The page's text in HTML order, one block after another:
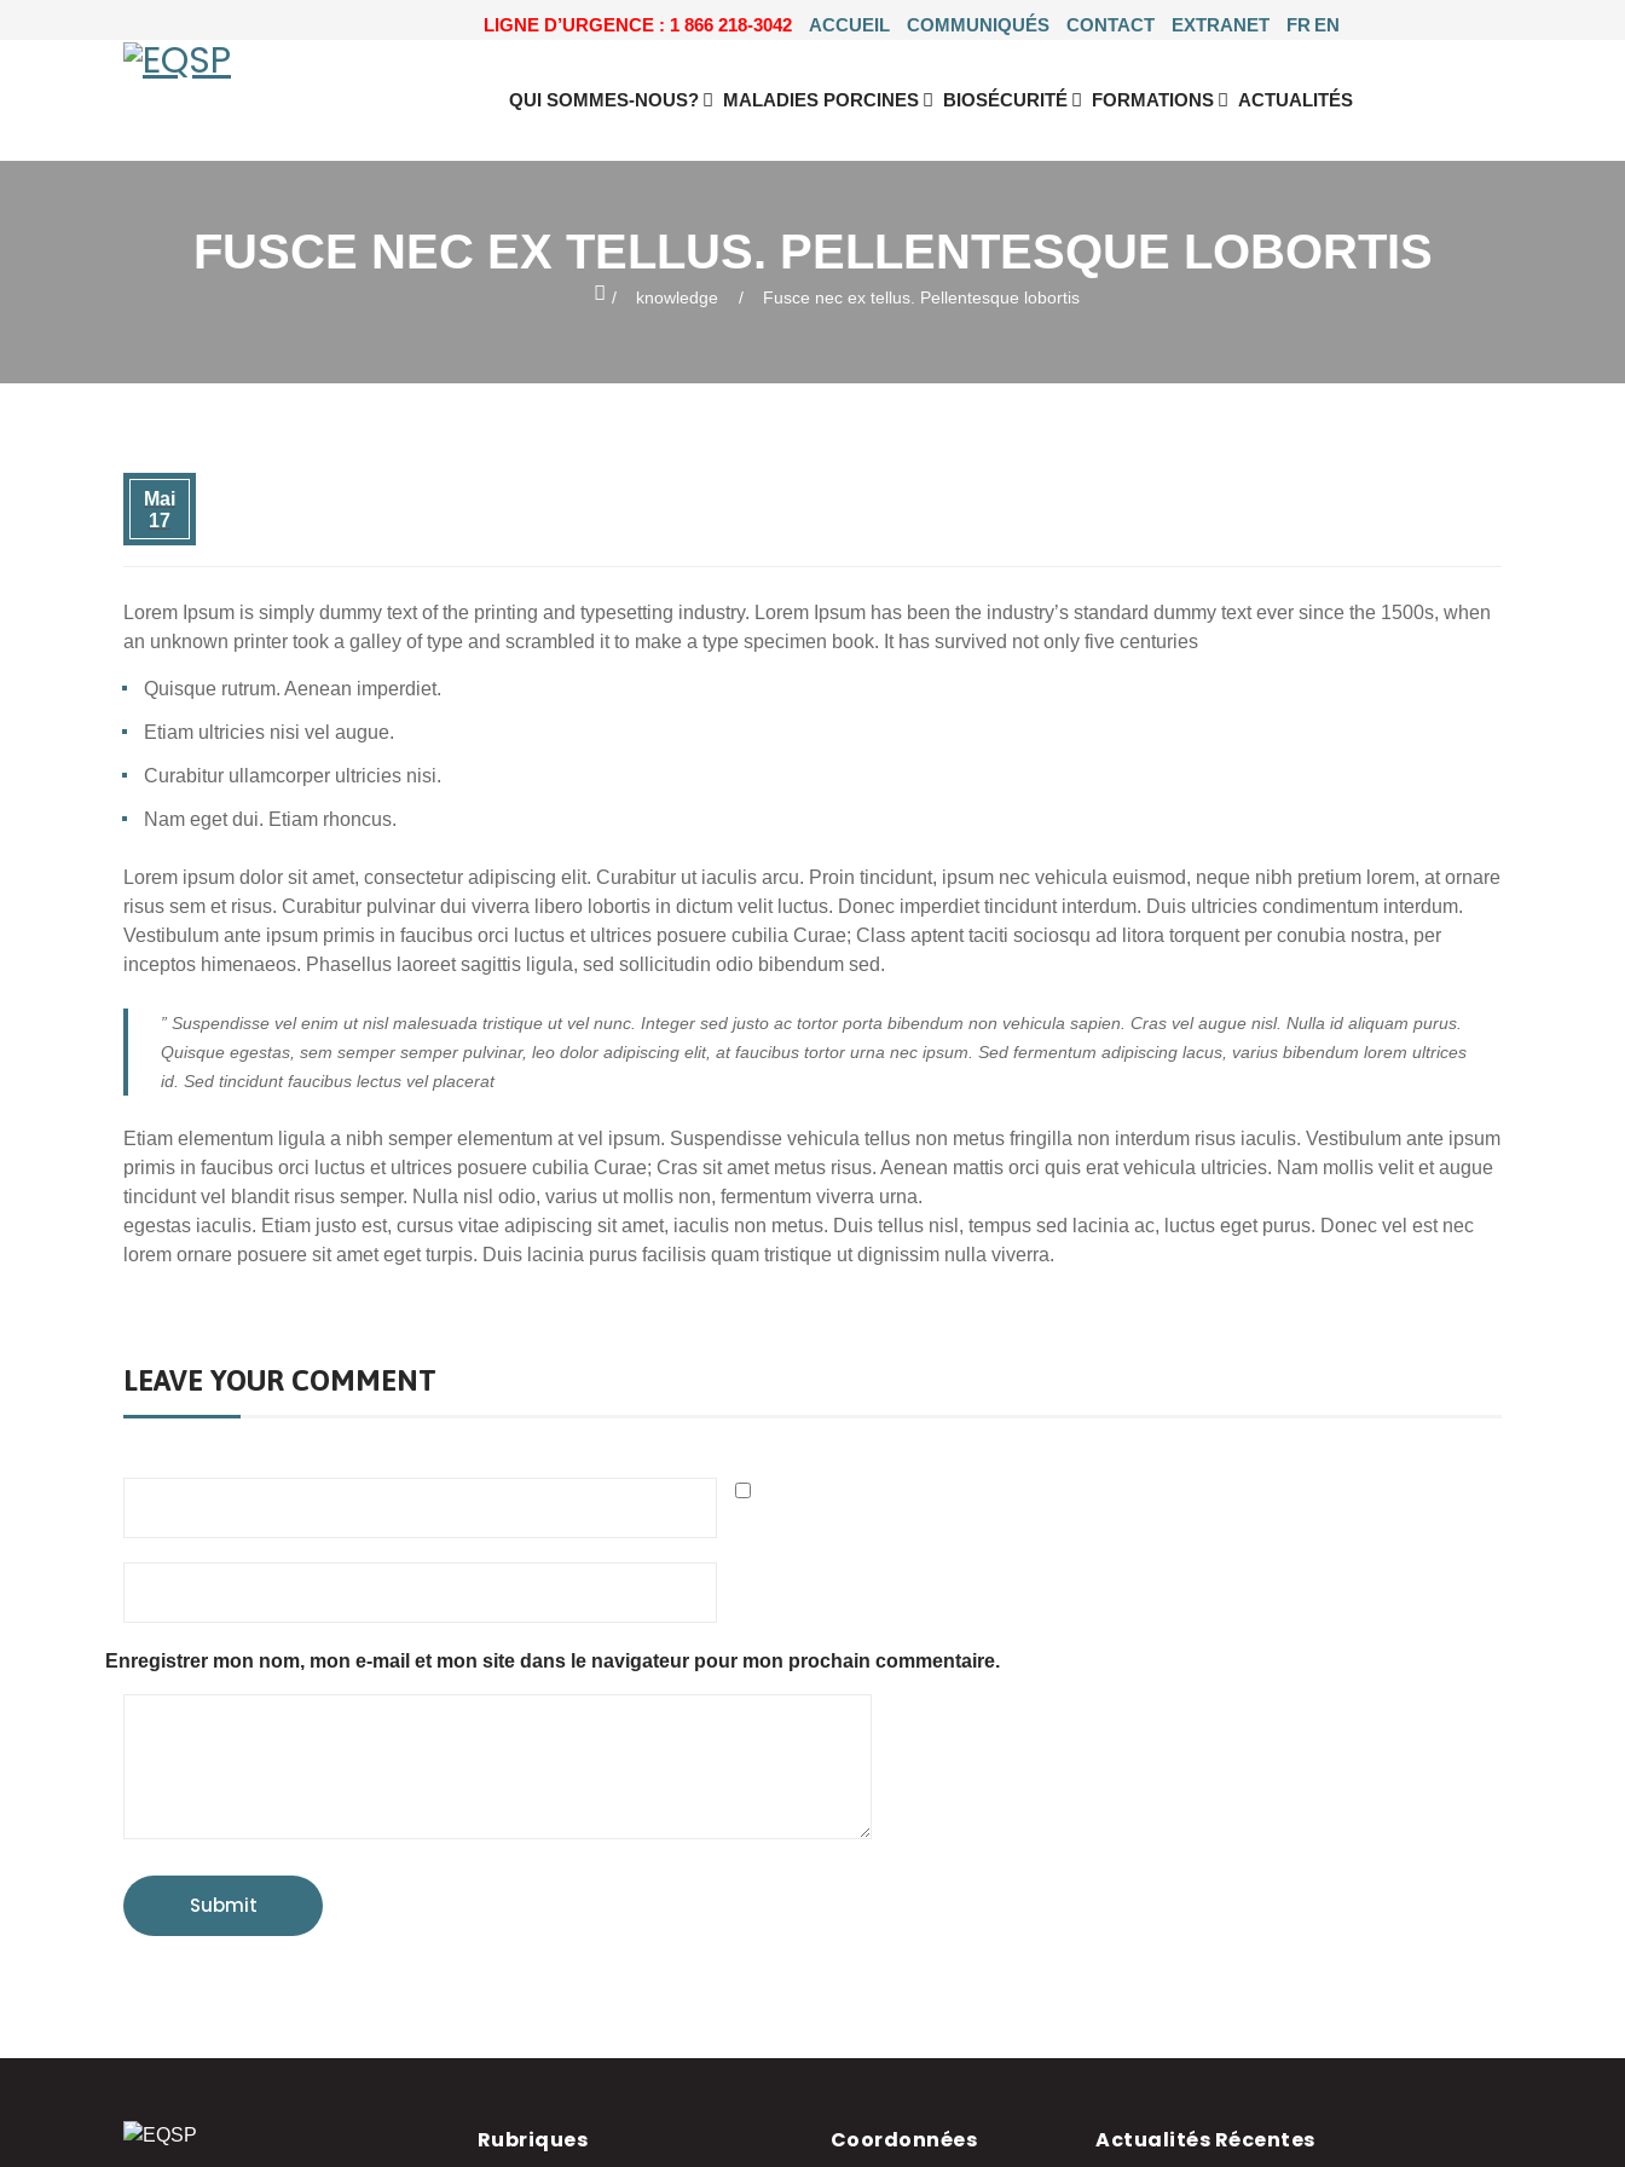
LIGNE D’URGENCE : 1 866 218-3042 ACCUEIL COMMUNIQUÉS CONTACT EXTRANET FR EN
QUI SOMMES-NOUS? MALADIES PORCINES BIOSÉCURITÉ FORMATIONS ACTUALITÉS
FUSCE NEC EX TELLUS. PELLENTESQUE LOBORTIS
knowledge Fusce nec ex tellus. Pellentesque lobortis
Mai
17
Lorem Ipsum is simply dummy text of the printing and typesetting industry. Lorem Ipsum has been the industry’s standard dummy text ever since the 1500s, when
an unknown printer took a galley of type and scrambled it to make a type specimen book. It has survived not only five centuries
Quisque rutrum. Aenean imperdiet.
Etiam ultricies nisi vel augue.
Curabitur ullamcorper ultricies nisi.
Nam eget dui. Etiam rhoncus.
Lorem ipsum dolor sit amet, consectetur adipiscing elit. Curabitur ut iaculis arcu. Proin tincidunt, ipsum nec vehicula euismod, neque nibh pretium lorem, at ornare
risus sem et risus. Curabitur pulvinar dui viverra libero lobortis in dictum velit luctus. Donec imperdiet tincidunt interdum. Duis ultricies condimentum interdum.
Vestibulum ante ipsum primis in faucibus orci luctus et ultrices posuere cubilia Curae; Class aptent taciti sociosqu ad litora torquent per conubia nostra, per
inceptos himenaeos. Phasellus laoreet sagittis ligula, sed sollicitudin odio bibendum sed.
” Suspendisse vel enim ut nisl malesuada tristique ut vel nunc. Integer sed justo ac tortor porta bibendum non vehicula sapien. Cras vel augue nisl. Nulla id aliquam purus.
Quisque egestas, sem semper semper pulvinar, leo dolor adipiscing elit, at faucibus tortor urna nec ipsum. Sed fermentum adipiscing lacus, varius bibendum lorem ultrices
id. Sed tincidunt faucibus lectus vel placerat
Etiam elementum ligula a nibh semper elementum at vel ipsum. Suspendisse vehicula tellus non metus fringilla non interdum risus iaculis. Vestibulum ante ipsum
primis in faucibus orci luctus et ultrices posuere cubilia Curae; Cras sit amet metus risus. Aenean mattis orci quis erat vehicula ultricies. Nam mollis velit et augue
tincidunt vel blandit risus semper. Nulla nisl odio, varius ut mollis non, fermentum viverra urna.
egestas iaculis. Etiam justo est, cursus vitae adipiscing sit amet, iaculis non metus. Duis tellus nisl, tempus sed lacinia ac, luctus eget purus. Donec vel est nec
lorem ornare posuere sit amet eget turpis. Duis lacinia purus facilisis quam tristique ut dignissim nulla viverra.
LEAVE YOUR COMMENT
Enregistrer mon nom, mon e-mail et mon site dans le navigateur pour mon prochain commentaire.
Submit
Rubriques Coordonnées Actualités Récentes